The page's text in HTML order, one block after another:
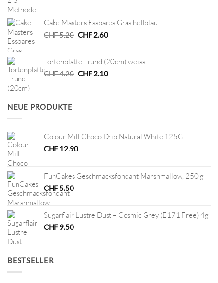
CHF 24.90 CHF 12.45.
Cake Masters Essbares Gras hellblau
CHF5.20 Ursprünglicher
CHF 5.20
CHF2.60Aktueller
CHF 2.60.
Tortenplatte - rund (20cm) weiss
CHF4.20 Ursprünglicher
CHF2.10Aktueller
NEUE PRODUKTE
Colour Mill Choco Drip Natural White 125G
CHF12.90
FunCakes Geschmacksfondant Marshmallow, 250 g
CHF5.50
Sugarflair Lustre Dust – Cosmic Grey (E171 Free) 4g
CHF9.50
BESTSELLER